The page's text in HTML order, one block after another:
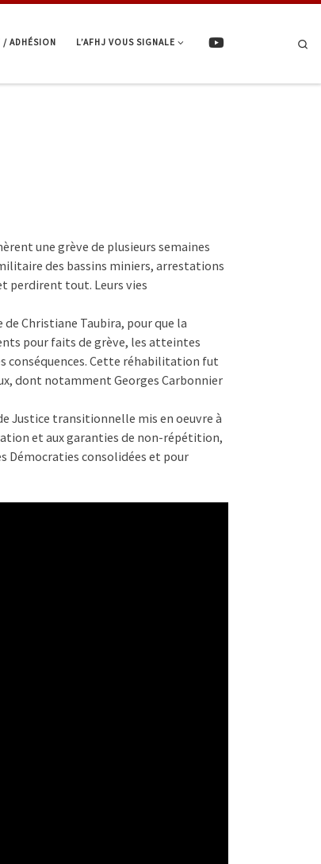
/ ADHÉSION L’AFHJ VOUS SIGNALE
une grève de plusieurs semaines
des bassins miniers, arrestations
perdirent tout. Leurs vies
Christiane Taubira, pour que la
pour faits de grève, les atteintes
conséquences. Cette réhabilitation fut
dont notamment Georges Carbonnier
Justice transitionnelle mis en oeuvre à
et aux garanties de non-répétition,
Démocraties consolidées et pour